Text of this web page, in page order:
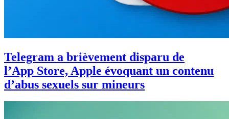
Telegram a brièvement disparu de
l’App Store, Apple évoquant un contenu
d’abus sexuels sur mineurs